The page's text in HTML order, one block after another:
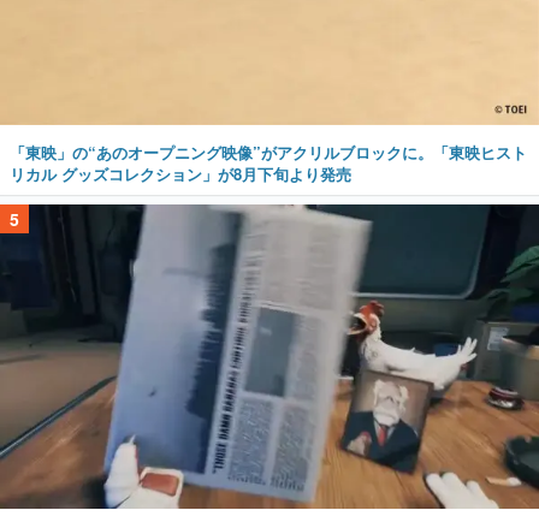
「東映」の“あのオープニング映像”がアクリルブロックに。「東映ヒスト
リカル グッズコレクション」が8月下旬より発売
5